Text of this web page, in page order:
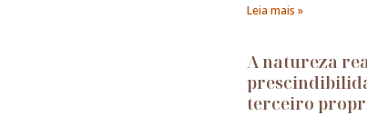
Leia mais »
A natureza
terceiro